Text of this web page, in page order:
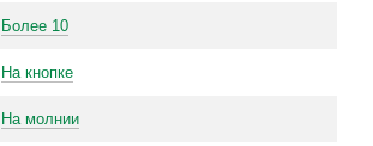
Более 10
На кнопке
На молнии